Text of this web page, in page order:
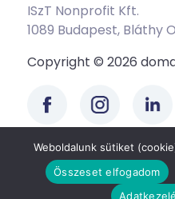
ISzT Nonprofit Kft.
1089 Budapest, Bláthy
Copyright © 2026
Weboldalunk sütiket
Összeset elfogadom